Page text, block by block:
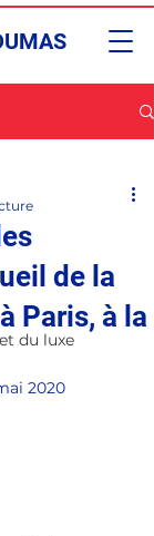
du luxe
de la
Paris, à la
2020